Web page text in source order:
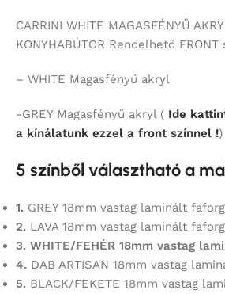
CARRINI WHITE MAGASFÉNYŰ
KONYHABÚTOR Rendelhető FRONT
– WHITE Magasfényű akryl
-GREY Magasfényű akryl ( Ide
a kínálatunk ezzel a front színnel !)
5 színből választható a
1. GREY 18mm vastag laminált
2. LAVA 18mm vastag laminált
3. WHITE/FEHÉR 18mm vastag
4. DAB ARTISAN 18mm vastag
5. BLACK/FEKETE 18mm vastag